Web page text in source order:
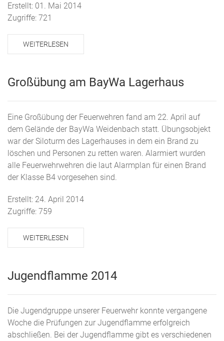
Erstellt: 01. Mai 2014
Zugriffe: 721
WEITERLESEN
Großübung am BayWa Lagerhaus
Eine Großübung der Feuerwehren fand am 22. April auf
dem Gelände der BayWa Weidenbach statt. Übungsobjekt
war der Siloturm des Lagerhauses in dem ein Brand zu
löschen und Personen zu retten waren. Alarmiert wurden
alle Feuerwehrwehren die laut Alarmplan für einen Brand
der Klasse B4 vorgesehen sind.
Erstellt: 24. April 2014
Zugriffe: 759
WEITERLESEN
Jugendflamme 2014
Die Jugendgruppe unserer Feuerwehr konnte vergangene
Woche die Prüfungen zur Jugendflamme erfolgreich
abschließen. Bei der Jugendflamme gibt es verschiedenen